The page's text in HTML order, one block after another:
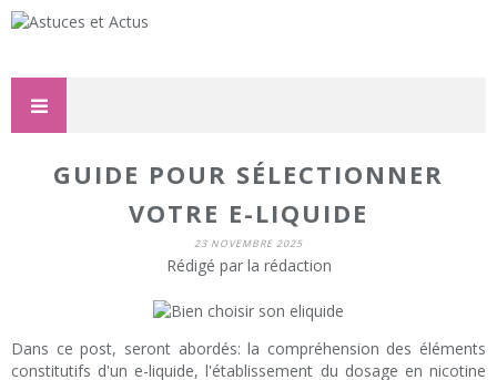
GUIDE POUR SÉLECTIONNER
VOTRE E-LIQUIDE
23 NOVEMBRE 2025
Rédigé par la rédaction
Dans ce post, seront abordés: la compréhension des éléments
constitutifs d'un e-liquide, l'établissement du dosage en nicotine